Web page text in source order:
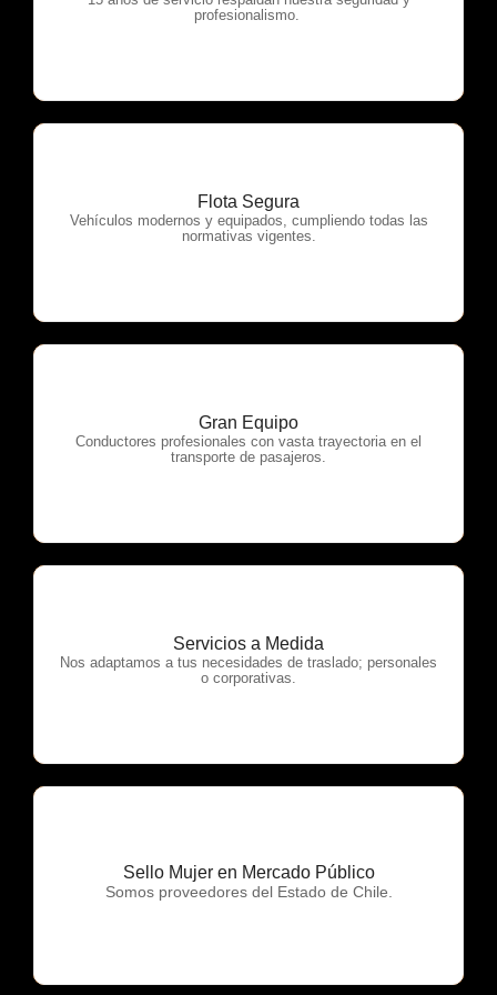
profesionalismo.
Flota Segura
Vehículos modernos y equipados, cumpliendo todas las
normativas vigentes.
OTP Servicios
Gran Equipo
Conductores profesionales con vasta trayectoria en el
transporte de pasajeros.
OTP Servicios
Servicios a Medida
Nos adaptamos a tus necesidades de traslado; personales
o corporativas.
OTP Servicios
Sello Mujer en Mercado Público
Somos proveedores del Estado de Chile.
OTP Servicios